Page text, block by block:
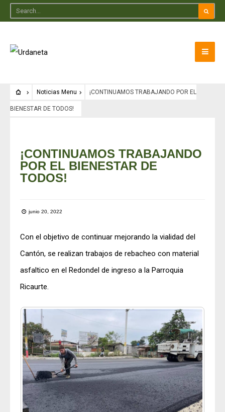
Noticias Menu ¡CONTINUAMOS TRABAJANDO POR EL
BIENESTAR DE TODOS!
¡CONTINUAMOS TRABAJANDO
POR EL BIENESTAR DE
TODOS!
junio 20, 2022
Con el objetivo de continuar mejorando la vialidad del
Cantón, se realizan trabajos de rebacheo con material
asfaltico en el Redondel de ingreso a la Parroquia
Ricaurte.